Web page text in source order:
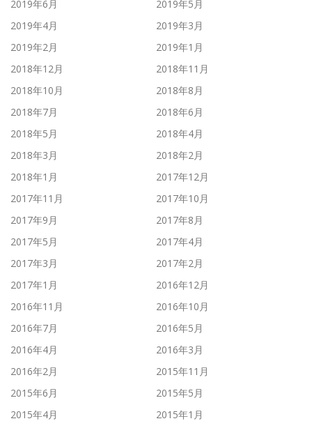
2019年6月
2019年5月
2019年4月
2019年3月
2019年2月
2019年1月
2018年12月
2018年11月
2018年10月
2018年8月
2018年7月
2018年6月
2018年5月
2018年4月
2018年3月
2018年2月
2018年1月
2017年12月
2017年11月
2017年10月
2017年9月
2017年8月
2017年5月
2017年4月
2017年3月
2017年2月
2017年1月
2016年12月
2016年11月
2016年10月
2016年7月
2016年5月
2016年4月
2016年3月
2016年2月
2015年11月
2015年6月
2015年5月
2015年4月
2015年1月